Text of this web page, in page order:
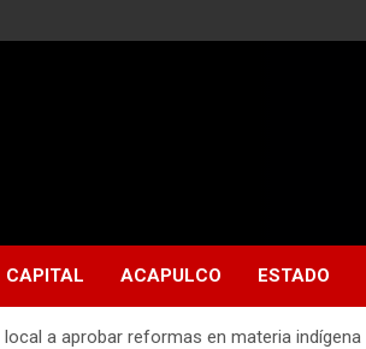
CAPITAL ACAPULCO ESTADO
a aprobar reformas en materia indígena